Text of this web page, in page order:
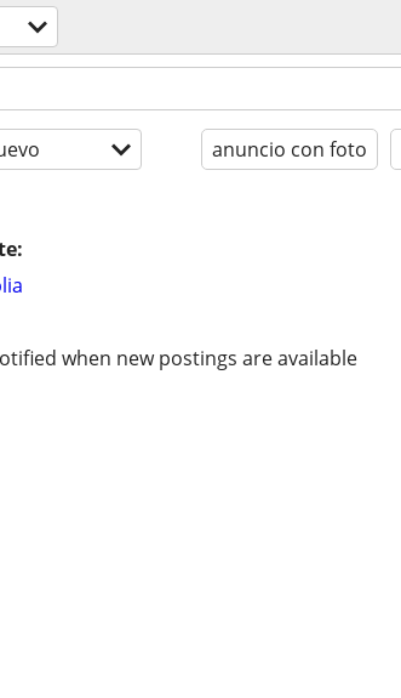
anuncio con foto
when new postings are available